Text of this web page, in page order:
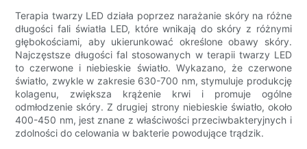
Terapia twarzy LED działa poprzez narażanie skóry na różne
długości fali światła LED, które wnikają do skóry z różnymi
głębokościami, aby ukierunkować określone obawy skóry.
Najczęstsze długości fal stosowanych w terapii twarzy LED
to czerwone i niebieskie światło. Wykazano, że czerwone
światło, zwykle w zakresie 630-700 nm, stymuluje produkcję
kolagenu, zwiększa krążenie krwi i promuje ogólne
odmłodzenie skóry. Z drugiej strony niebieskie światło, około
400-450 nm, jest znane z właściwości przeciwbakteryjnych i
zdolności do celowania w bakterie powodujące trądzik.